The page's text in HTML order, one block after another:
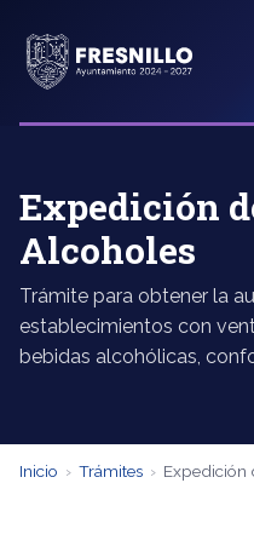
Expedición
Alcoholes
Trámite para obtener la
establecimientos con
bebidas alcohólicas,
Inicio › Trámites › Expedición